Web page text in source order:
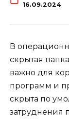
16.09.2024
В
скрытая
важно для
программ и
скрыта по
затруднения